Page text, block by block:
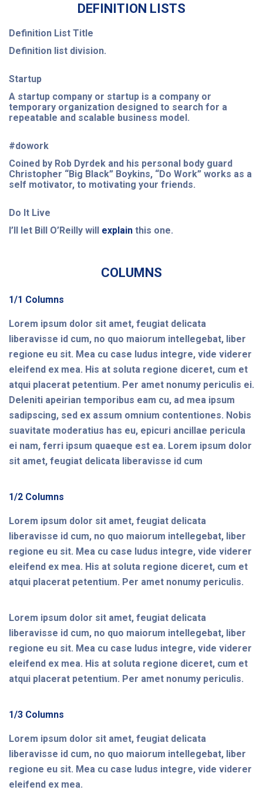
DEFINITION LISTS
Definition List Title
Definition list division.
Startup
A startup company or startup is a company or
temporary organization designed to search for a
repeatable and scalable business model.
#dowork
Coined by Rob Dyrdek and his personal body guard
Christopher “Big Black” Boykins, “Do Work” works as a
self motivator, to motivating your friends.
Do It Live
I’ll let Bill O’Reilly will explain this one.
COLUMNS
1/1 Columns
Lorem ipsum dolor sit amet, feugiat delicata
liberavisse id cum, no quo maiorum intellegebat, liber
regione eu sit. Mea cu case ludus integre, vide viderer
eleifend ex mea. His at soluta regione diceret, cum et
atqui placerat petentium. Per amet nonumy periculis ei.
Deleniti apeirian temporibus eam cu, ad mea ipsum
sadipscing, sed ex assum omnium contentiones. Nobis
suavitate moderatius has eu, epicuri ancillae pericula
ei nam, ferri ipsum quaeque est ea. Lorem ipsum dolor
sit amet, feugiat delicata liberavisse id cum
1/2 Columns
Lorem ipsum dolor sit amet, feugiat delicata
liberavisse id cum, no quo maiorum intellegebat, liber
regione eu sit. Mea cu case ludus integre, vide viderer
eleifend ex mea. His at soluta regione diceret, cum et
atqui placerat petentium. Per amet nonumy periculis.
Lorem ipsum dolor sit amet, feugiat delicata
liberavisse id cum, no quo maiorum intellegebat, liber
regione eu sit. Mea cu case ludus integre, vide viderer
eleifend ex mea. His at soluta regione diceret, cum et
atqui placerat petentium. Per amet nonumy periculis.
1/3 Columns
Lorem ipsum dolor sit amet, feugiat delicata
liberavisse id cum, no quo maiorum intellegebat, liber
regione eu sit. Mea cu case ludus integre, vide viderer
eleifend ex mea.